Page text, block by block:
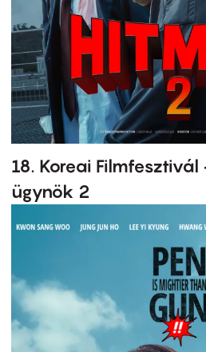
18. Koreai
ügynök 2